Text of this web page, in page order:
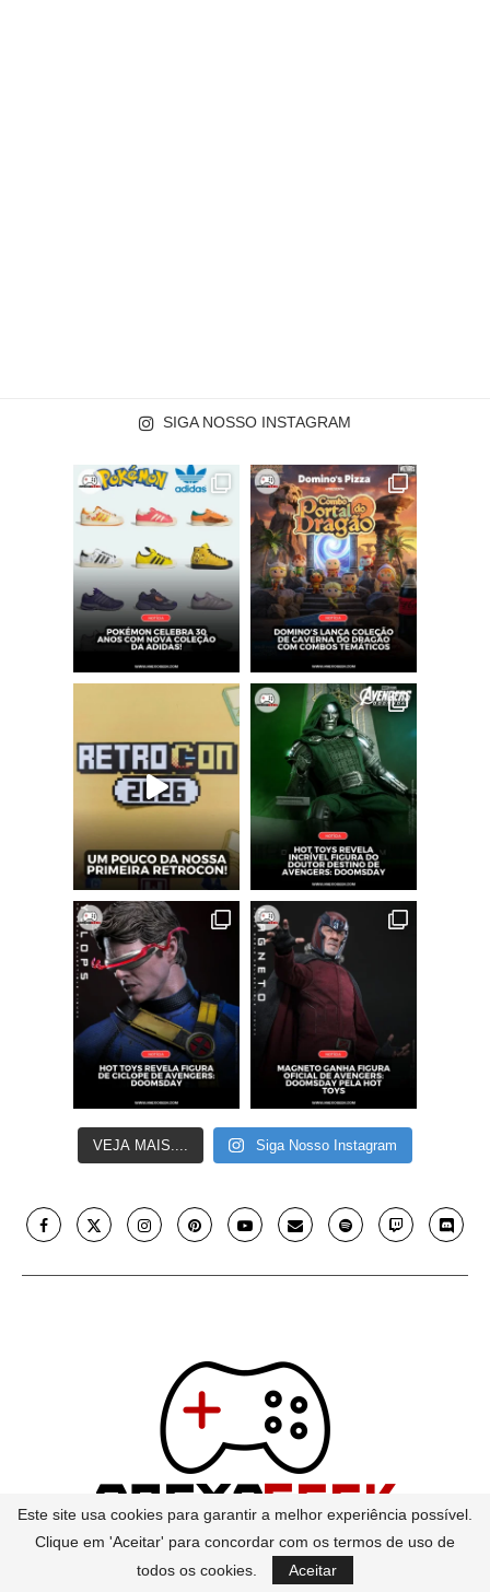
SIGA NOSSO INSTAGRAM
VEJA MAIS.... Siga Nosso Instagram
Contato
Este site usa cookies para garantir a melhor experiência possível.
Clique em 'Aceitar' para concordar com os termos de uso de
todos os cookies.
Aceitar